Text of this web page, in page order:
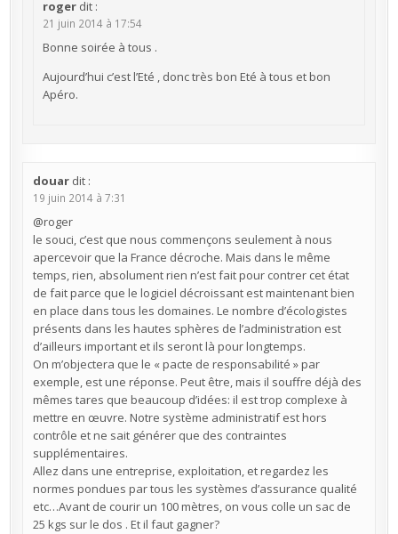
roger dit :
21 juin 2014 à 17:54
Bonne soirée à tous .
Aujourd’hui c’est l’Eté , donc très bon Eté à tous et bon
Apéro.
douar dit :
19 juin 2014 à 7:31
@roger
le souci, c’est que nous commençons seulement à nous
apercevoir que la France décroche. Mais dans le même
temps, rien, absolument rien n’est fait pour contrer cet état
de fait parce que le logiciel décroissant est maintenant bien
en place dans tous les domaines. Le nombre d’écologistes
présents dans les hautes sphères de l’administration est
d’ailleurs important et ils seront là pour longtemps.
On m’objectera que le « pacte de responsabilité » par
exemple, est une réponse. Peut être, mais il souffre déjà des
mêmes tares que beaucoup d’idées: il est trop complexe à
mettre en œuvre. Notre système administratif est hors
contrôle et ne sait générer que des contraintes
supplémentaires.
Allez dans une entreprise, exploitation, et regardez les
normes pondues par tous les systèmes d’assurance qualité
etc…Avant de courir un 100 mètres, on vous colle un sac de
25 kgs sur le dos . Et il faut gagner?